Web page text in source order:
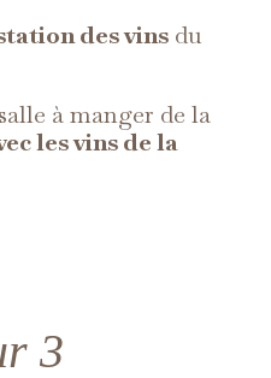
des vins du
à manger de la
les vins de la
3